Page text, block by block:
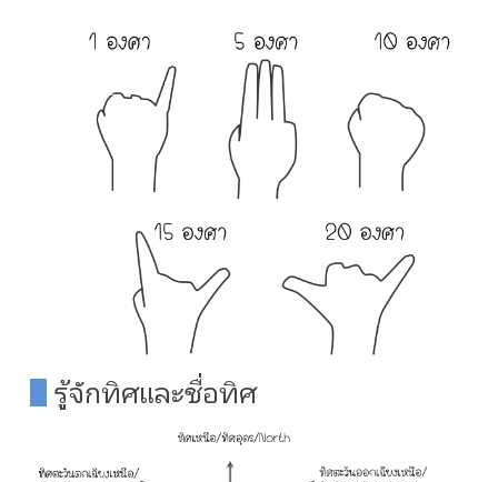
รู้จักทิศและชื่อทิศ